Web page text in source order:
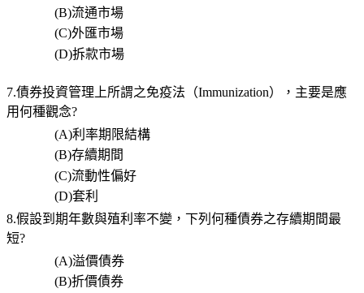
(B)流通市場
(C)外匯市場
(D)拆款市場
7.債券投資管理上所謂之免疫法（Immunization），主要是應
用何種觀念?
(A)利率期限結構
(B)存續期間
(C)流動性偏好
(D)套利
8.假設到期年數與殖利率不變，下列何種債券之存續期間最
短?
(A)溢價債券
(B)折價債券